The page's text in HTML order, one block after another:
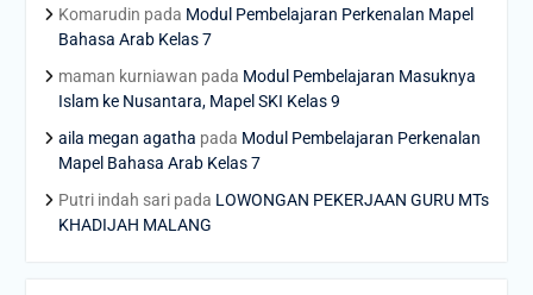
Komarudin pada Modul Pembelajaran Perkenalan Mapel
Bahasa Arab Kelas 7
maman kurniawan pada Modul Pembelajaran Masuknya
Islam ke Nusantara, Mapel SKI Kelas 9
aila megan agatha pada Modul Pembelajaran Perkenalan
Mapel Bahasa Arab Kelas 7
Putri indah saripada LOWONGAN PEKERJAAN GURU MTs
KHADIJAH MALANG